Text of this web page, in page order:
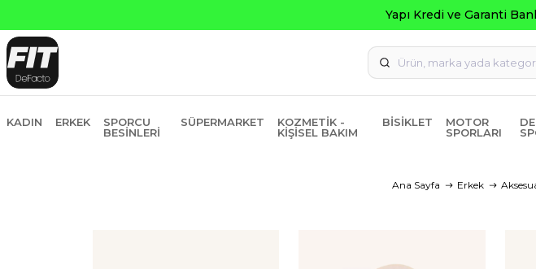
Yapı Kredi ve Garanti
KADIN ERKEK
SPORCU
BESINLERI
SÜPERMARKET
KOZMETIK -
KIŞISEL BAKIM
BISIKLET
MOTOR
SPORLARI
Ana Sayfa Erkek